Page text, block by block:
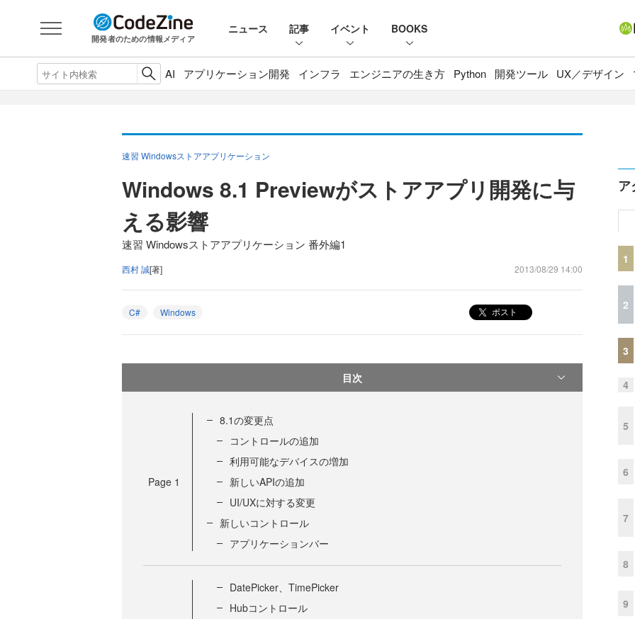
開発者のための情報メディア
ニュース 記事 イベント BOOKS
AI アプリケーション開発 インフラ エンジニアの生き方 Python 開発ツール UX／デザイン
速習 Windowsストアアプリケーション
Windows 8.1 Previewがストアアプリ開発に与
える影響
速習 Windowsストアアプリケーション 番外編1
西村 誠[著] 2013/08/29 14:00
C# Windows ポスト
目次
Page 1
8.1の変更点
コントロールの追加
利用可能なデバイスの増加
新しいAPIの追加
UI/UXに対する変更
新しいコントロール
アプリケーションバー
DatePicker、TimePicker
Hubコントロール
ア
1
2
3
4
5
6
7
8
9